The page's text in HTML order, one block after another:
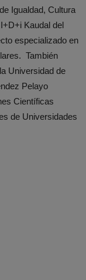
Igualdad, Cultura
Kaudal del
especializado en
También
Universidad de
Pelayo
Científicas
de Universidades